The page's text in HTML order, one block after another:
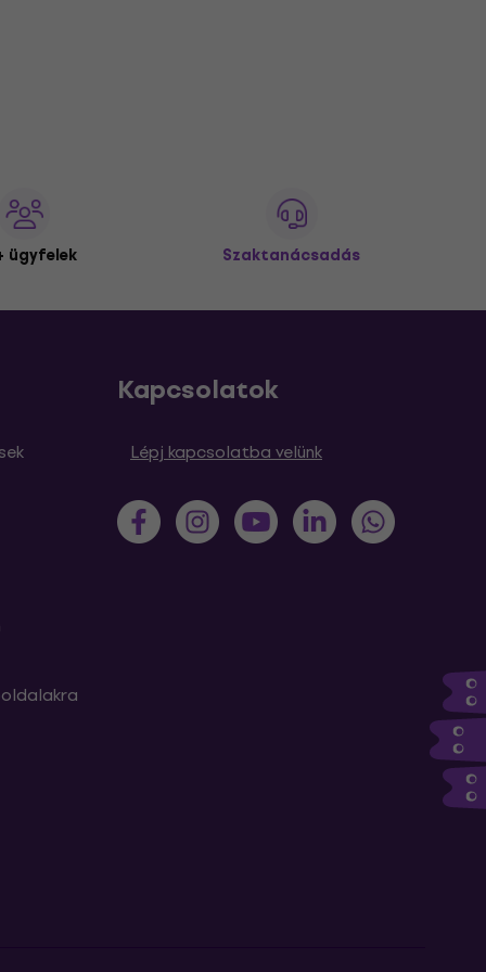
ügyfelek Szaktanácsadás
Kapcsolatok
Lépj kapcsolatba velünk